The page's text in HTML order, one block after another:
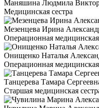
Маняшина Людмила
Медицинская сестра
Мезенцева Ирина
Операционная медицинская
Онищенко Наталья
Операционная медицинская
Танцерева Тамара
Старшая медицинская